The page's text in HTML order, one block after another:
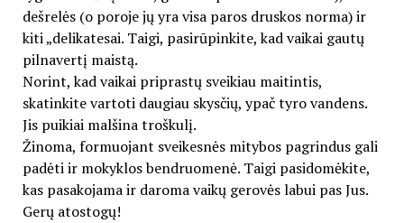
dešrelės (o poroje jų yra visa paros druskos norma) ir
kiti „delikatesai. Taigi, pasirūpinkite, kad vaikai gautų
pilnavertį maistą.
Norint, kad vaikai priprastų sveikiau maitintis,
skatinkite vartoti daugiau skysčių, ypač tyro vandens.
Jis puikiai malšina troškulį.
Žinoma, formuojant sveikesnės mitybos pagrindus gali
padėti ir mokyklos bendruomenė. Taigi pasidomėkite,
kas pasakojama ir daroma vaikų gerovės labui pas Jus.
Gerų atostogų!